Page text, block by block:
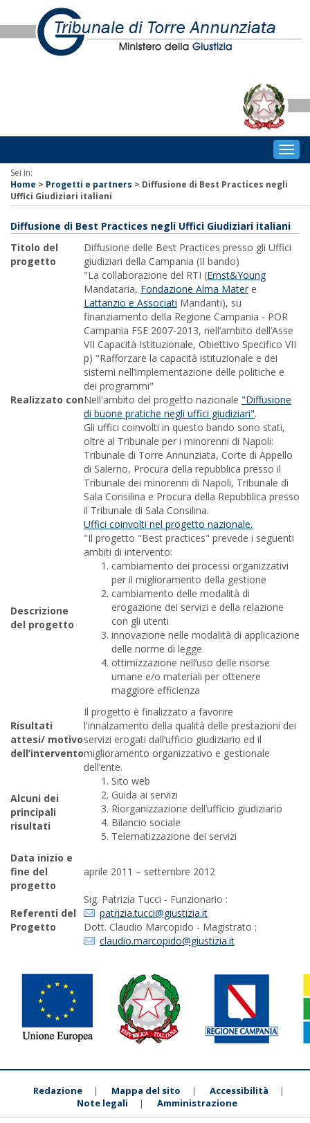
Sei in:
Home > Progetti e partners > Diffusione di Best Practices negli
Uffici Giudiziari italiani
Diffusione di Best Practices negli Uffici Giudiziari italiani
Titolo del
progetto
Diffusione delle Best Practices presso gli Uffici
giudiziari della Campania (II bando)
Realizzato con
"La collaborazione del RTI (Ernst&Young
Mandataria, Fondazione Alma Matere
Lattanzio e Associati Mandanti), su
finanziamento della Regione Campania - POR
Campania FSE 2007-2013, nell’ambito dell’Asse
VII Capacità Istituzionale, Obiettivo Specifico VII
p) "Rafforzare la capacità istituzionale e dei
sistemi nell’implementazione delle politiche e
dei programmi"
Nell'ambito del progetto nazionale "Diffusione
di buone pratiche negli uffici giudiziari".
Gli uffici coinvolti in questo bando sono stati,
oltre al Tribunale per i minorenni di Napoli:
Tribunale di Torre Annunziata, Corte di Appello
di Salerno, Procura della repubblica presso il
Tribunale dei minorenni di Napoli, Tribunale di
Sala Consilina e Procura della Repubblica presso
il Tribunale di Sala Consilina.
Uffici coinvolti nel progetto nazionale.
Descrizione
del progetto
"Il progetto "Best practices" prevede i seguenti
ambiti di intervento:
cambiamento dei processi organizzativi
per il miglioramento della gestione
cambiamento delle modalità di
erogazione dei servizi e della relazione
con gli utenti
innovazione nelle modalità di applicazione
delle norme di legge
ottimizzazione nell’uso delle risorse
umane e/o materiali per ottenere
maggiore efficienza
Risultati
attesi/ motivo
dell’intervento
Il progetto è finalizzato a favorire
l'innalzamento della qualità delle prestazioni dei
servizi erogati dall’ufficio giudiziario ed il
miglioramento organizzativo e gestionale
dell’ente.
Alcuni dei
principali
risultati
Sito web
Guida ai servizi
Riorganizzazione dell’ufficio giudiziario
Bilancio sociale
Telematizzazione dei servizi
Data inizio e
fine del
progetto
aprile 2011 – settembre 2012
Referenti del
Progetto
Sig. Patrizia Tucci - Funzionario :
patrizia.tucci@giustizia.it
Dott. Claudio Marcopido - Magistrato :
claudio.marcopido@giustizia.it
Redazione | Mappa del sito | Accessibilità |
Note legali | Amministrazione